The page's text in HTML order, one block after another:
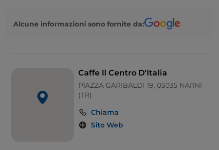
Alcune informazioni sono fornite da:
Caffe Il Centro D'Italia
PIAZZA GARIBALDI 19, 05035 NARNI
(TR)
Chiama
Sito Web